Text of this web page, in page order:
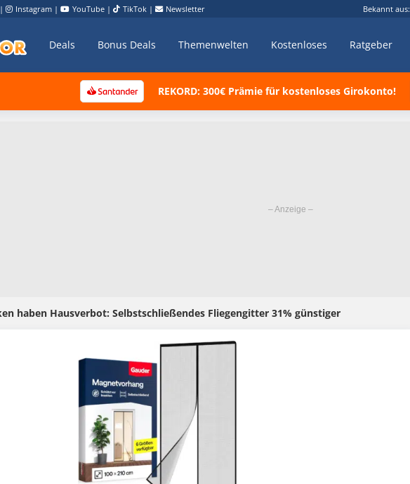
| Instagram | YouTube | TikTok | Newsletter Bekannt aus:
Deals Bonus Deals Themenwelten Kostenloses Ratgeber
REKORD: 300€ Prämie für kostenloses Girokonto!
haben Hausverbot: Selbstschließendes Fliegengitter 31% günstiger